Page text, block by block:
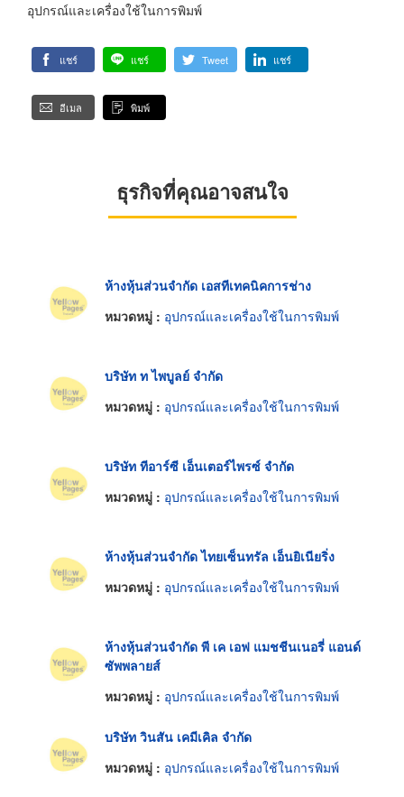
อุปกรณ์และเครื่องใช้ในการพิมพ์
แชร์ แชร์ Tweet แชร์
อีเมล พิมพ์
ธุรกิจที่คุณอาจสนใจ
ห้างหุ้นส่วนจำกัด เอสทีเทคนิคการช่าง
หมวดหมู่ : อุปกรณ์และเครื่องใช้ในการพิมพ์
บริษัท ท ไพบูลย์ จำกัด
หมวดหมู่ : อุปกรณ์และเครื่องใช้ในการพิมพ์
บริษัท ทีอาร์ซี เอ็นเตอร์ไพรซ์ จำกัด
หมวดหมู่ : อุปกรณ์และเครื่องใช้ในการพิมพ์
ห้างหุ้นส่วนจำกัด ไทยเซ็นทรัล เอ็นยิเนียริ่ง
หมวดหมู่ : อุปกรณ์และเครื่องใช้ในการพิมพ์
ห้างหุ้นส่วนจำกัด พี เค เอฟ แมชชีนเนอรี่ แอนด์
ซัพพลายส์
หมวดหมู่ : อุปกรณ์และเครื่องใช้ในการพิมพ์
บริษัท วินสัน เคมีเคิล จำกัด
หมวดหมู่ : อุปกรณ์และเครื่องใช้ในการพิมพ์